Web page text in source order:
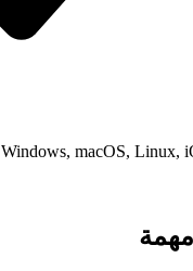
Windows, macOS, Linux,
مهمة